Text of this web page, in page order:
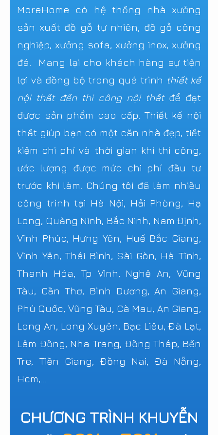
MoreHome có hệ thống nhà xưởng
sản xuất đồ gỗ tự nhiên, đồ gỗ công
nghiệp, xưởng sofa, xưởng inox, xưởng
đá. Mang lại cho khách hàng sự tiện
lợi và đồng bộ trong quá trình thiết kế
nội thất đến thi công nội thấtđể đạt
được sản phẩm cao cấp. Thiết kế nội
thất giúp bạn có một căn nhà đẹp, tiết
kiệm chi phí và thời gian khi thi công,
ước lượng được mức chi phí đầu tư
trước khi làm. Chúng tôi đã làm nhiều
công trình tại Hà Nội, Hải Phòng, Hạ
Long, Quảng Ninh, Bắc Ninh, Nam Định,
Vĩnh Phúc, Hưng Yên, Huế Bắc Giang,
Vĩnh Yên, Thái Bình, Sài Gòn, Hà Tĩnh,
Thanh Hóa, Tp Vinh, Nghệ An, Vũng
Tàu, Cần Thơ, Bình Dương, An Giang,
Phú Quốc, Vũng Tàu, Cà Mau, An Giang,
Long An, Long Xuyên, Bạc Liêu, Đà Lạt,
Lâm Đồng, Nha Trang, Đồng Tháp, Bến
Tre, Tiền Giang, Đồng Nai, Đà Nẵng,
Hcm,...
CHƯƠNG TRÌNH KHUYỄN